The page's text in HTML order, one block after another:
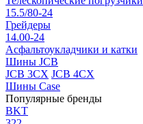
15.5/80-24
Грейдеры
14.00-24
Асфальтоукладчики и катки
Шины JCB
JCB 3CX JCB 4CX
Шины Case
Популярные бренды
BKT